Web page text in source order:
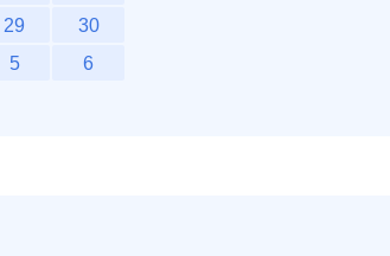
29
30
5 6